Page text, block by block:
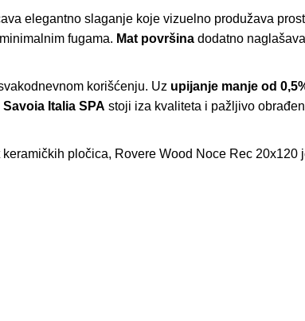
elegantno slaganje koje vizuelno produžava
fugama. Mat površinadodatno naglašava
korišćenju. Uz upijanje manje od
Savoia Italia SPA stoji iza kvaliteta i pažljivo
pločica, Rovere Wood Noce Rec 20x120